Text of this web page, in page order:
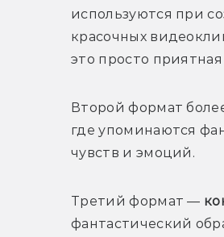
используются при
красочных
это просто приятная
Второй формат
где упоминаются
чувств и эмоций.
Третий формат —
фантастический